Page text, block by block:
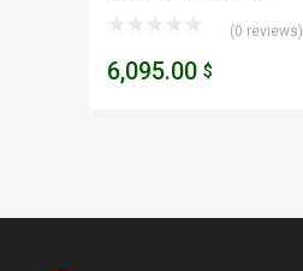
(0 reviews)
6,095.00 $